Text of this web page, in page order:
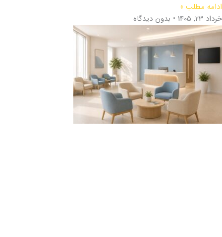
ادامه مطلب »
خرداد 23, 1405
بدون دیدگاه